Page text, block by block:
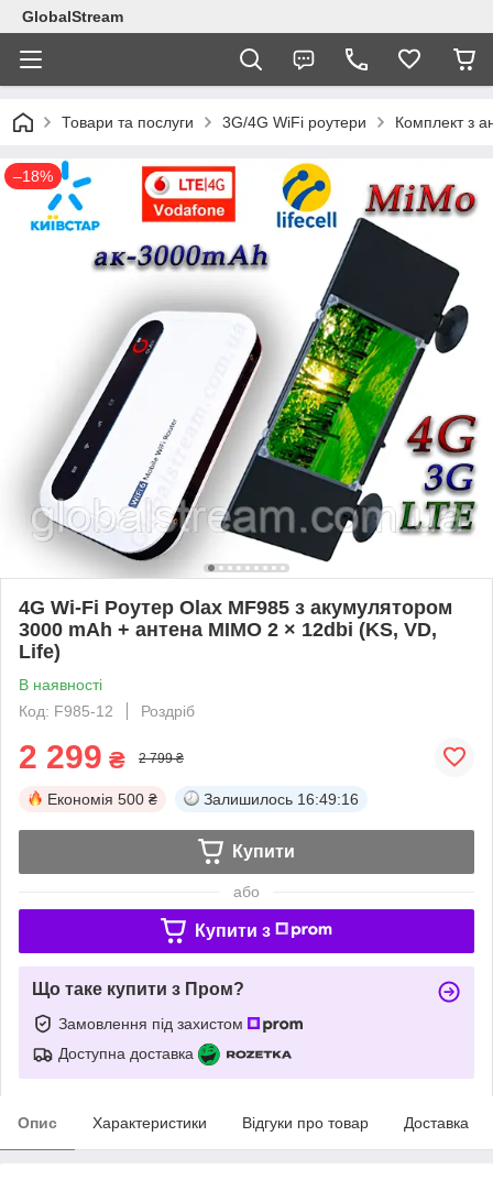
GlobalStream
Товари та послуги 3G/4G WiFi роутери Комплект з
–18%
4G Wi-Fi Роутер Olax MF985 з акумулятором
3000 mAh + антена MIMO 2 × 12dbi (KS, VD,
Life)
В наявності
Код: F985-12
Роздріб
2 299 ₴ 2 799 ₴
Економія 500 ₴ Залишилось 16:49:15
Купити
або
Купити з
Що таке купити з Пром?
Замовлення під захистом
Доступна доставка
Опис Характеристики Відгуки про товар Доставка